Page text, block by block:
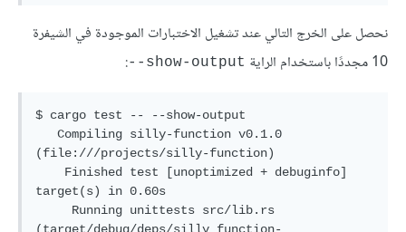
نحصل على الخرج التالي عند تشغيل الاختبارات الموجودة في الشيفرة
10 مجددًا باستخدام الراية
‎--show-output
:
$ cargo test -- --show-output
(file:///projects/silly-function)
target(s) in 0.60s